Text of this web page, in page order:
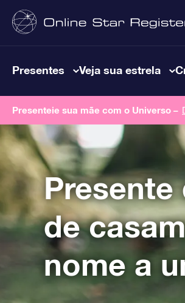
Presentes Veja sua estrela
Presenteie sua mãe com o Universo –
Presente
de
nome a